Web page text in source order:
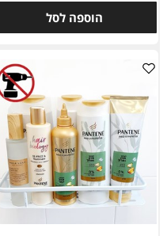
הוספה לסל